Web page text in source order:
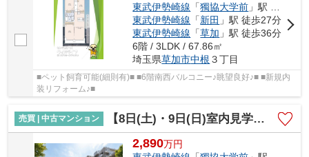
東武伊勢崎線 「獨協大学前 」駅 徒歩15分
東武伊勢崎線 「新田 」駅 徒歩27分
東武伊勢崎線 「草加 」駅 徒歩36分
6階 / 3LDK / 67.86㎡
埼玉県草加市中根 ３丁目
■ペット飼育可能(細則有)■ ■6階南西バルコニー♪眺望良好♪■ ■新規内
装リフォーム♪■
売買 | 中古マンション 【8日(土)・9日(日)室内見学可能】メイツ草加
2,890万円